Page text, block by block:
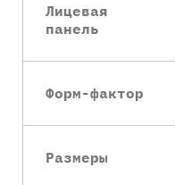
Лицевая
панель
Форм-фактор
Размеры